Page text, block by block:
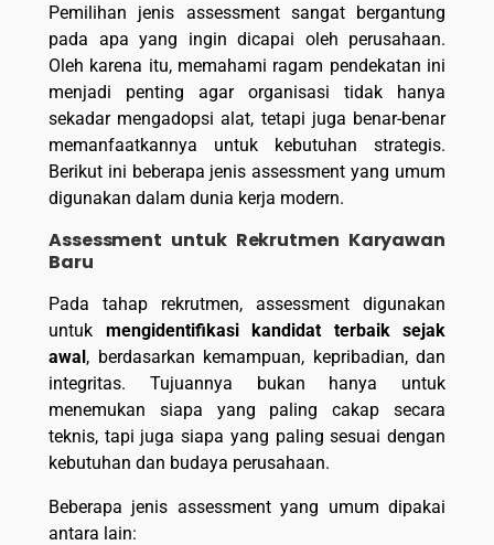
Pemilihan jenis assessment sangat bergantung
pada apa yang ingin dicapai oleh perusahaan.
Oleh karena itu, memahami ragam pendekatan ini
menjadi penting agar organisasi tidak hanya
sekadar mengadopsi alat, tetapi juga benar-benar
memanfaatkannya untuk kebutuhan strategis.
Berikut ini beberapa jenis assessment yang umum
digunakan dalam dunia kerja modern.
Assessment untuk Rekrutmen Karyawan
Baru
Pada tahap rekrutmen, assessment digunakan
untuk mengidentifikasi kandidat terbaik sejak
awal, berdasarkan kemampuan, kepribadian, dan
integritas. Tujuannya bukan hanya untuk
menemukan siapa yang paling cakap secara
teknis, tapi juga siapa yang paling sesuai dengan
kebutuhan dan budaya perusahaan.
Beberapa jenis assessment yang umum dipakai
antara lain: